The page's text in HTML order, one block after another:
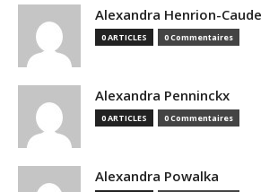
Alexandra Henrion-Caude
0 ARTICLES 0 Commentaires
Alexandra Penninckx
0 ARTICLES 0 Commentaires
Alexandra Powalka